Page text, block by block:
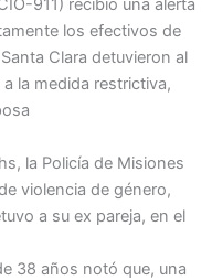
911) recibió una alerta
los efectivos de
Clara detuvieron al
la medida restrictiva,
la Policía de Misiones
violencia de género,
a su ex pareja, en el
38 años notó que, una